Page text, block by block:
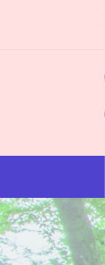
ス
ッ
プ
ン
移
動